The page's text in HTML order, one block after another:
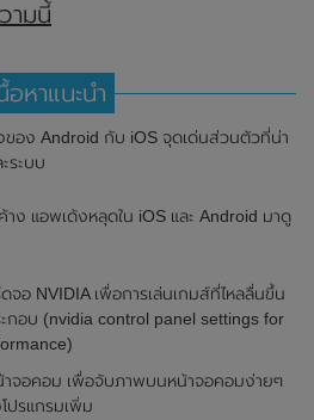
ามนี้
อหาแนะนำ
ของ Android กับ iOS จุดเด่นส่วนตัวที่น่า
ระบบ
ง แอพเด้งหลุดใน iOS และ Android มาดู
จอ NVIDIA เพื่อการเล่นเกมส์ที่ไหลลื่นขึ้น
กอบ (nvidia control panel settings for
าจอคอม เพื่อจับภาพบนหน้าจอคอมง่ายๆ
ปรแกรมเพิ่ม